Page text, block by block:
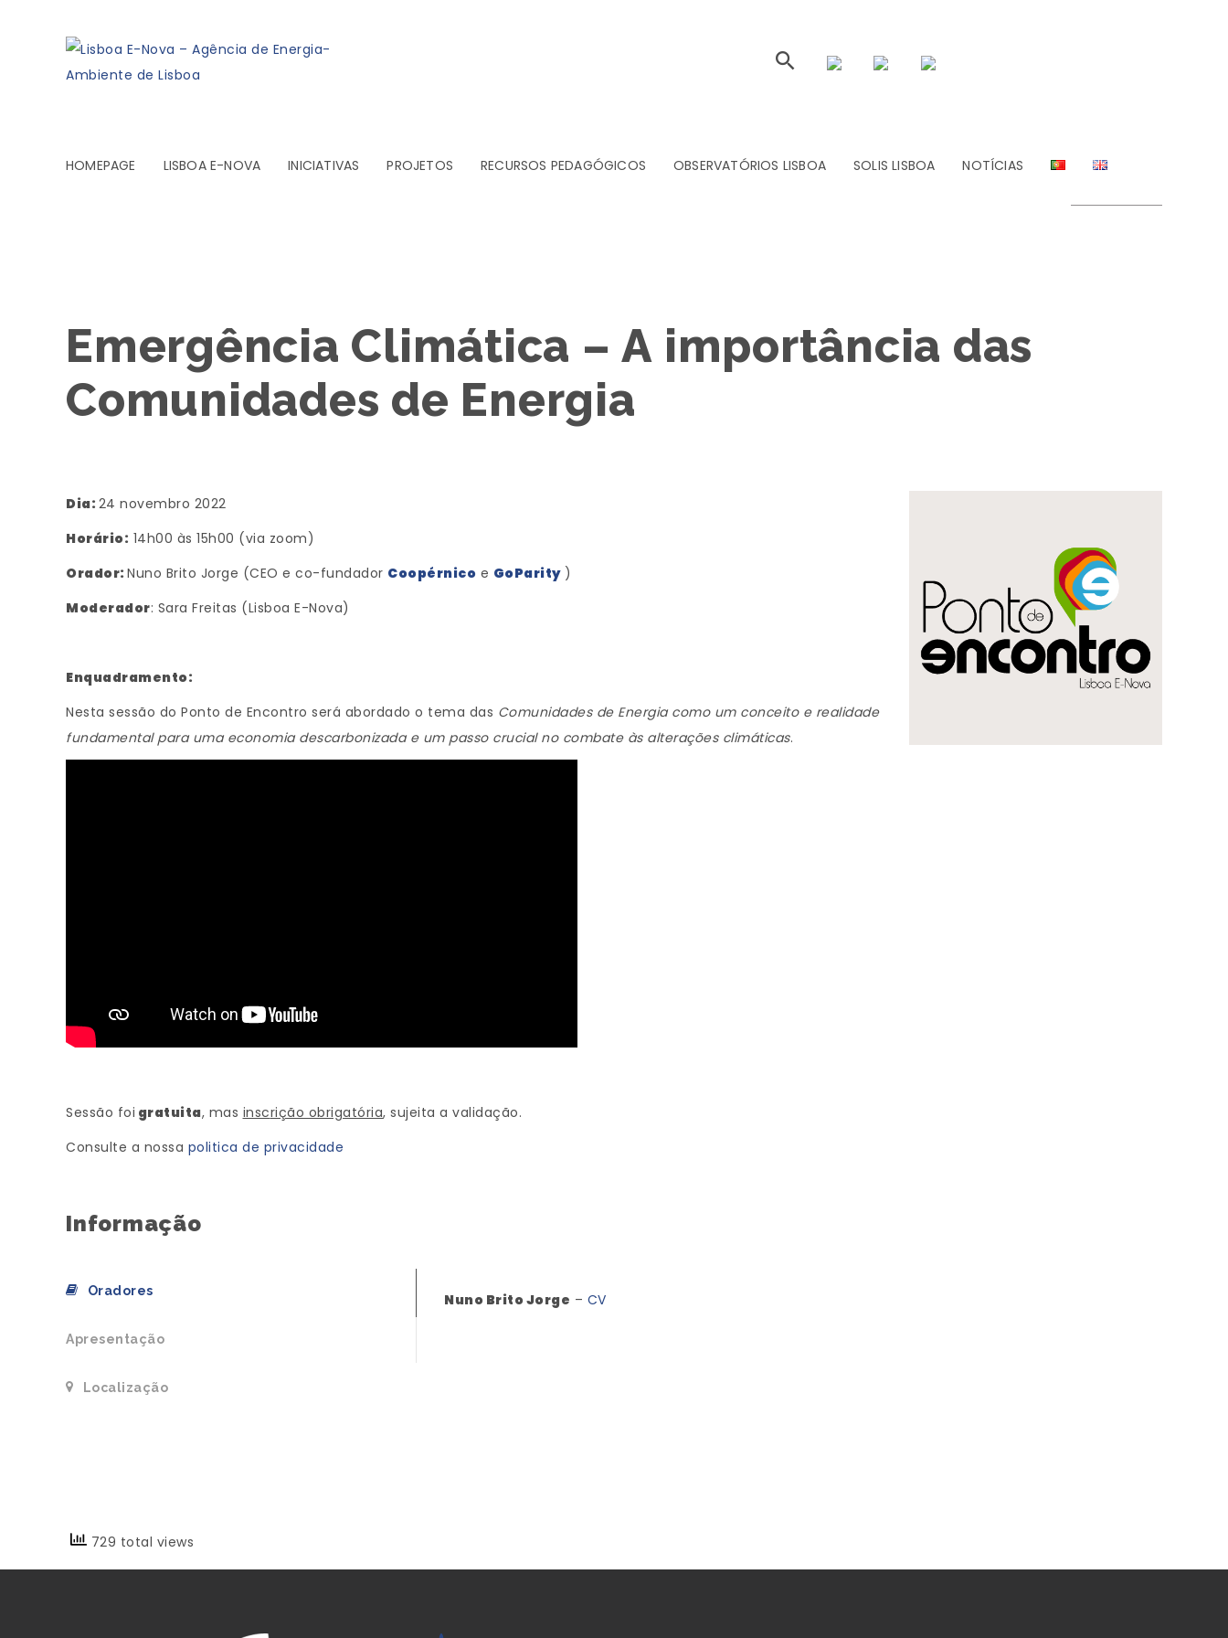
HOMEPAGE LISBOA E-NOVA INICIATIVAS PROJETOS RECURSOS PEDAGÓGICOS OBSERVATÓRIOS LISBOA SOLIS LISBOA NOTÍCIAS
Emergência Climática – A importância das
Comunidades de Energia
Dia: 24 novembro 2022
Horário: 14h00 às 15h00 (via zoom)
Orador: Nuno Brito Jorge (CEO e co-fundador Coopérnico e GoParity)
Moderador: Sara Freitas (Lisboa E-Nova)
Enquadramento:
Nesta sessão do Ponto de Encontro será abordado o tema das Comunidades de Energia como um conceito e realidade
fundamental para uma economia descarbonizada e um passo crucial no combate às alterações climáticas.
Sessão foi gratuita, mas inscrição obrigatória, sujeita a validação.
Consulte a nossa politica de privacidade
Informação
Oradores
Apresentação
Localização
Nuno Brito Jorge – CV
729 total views